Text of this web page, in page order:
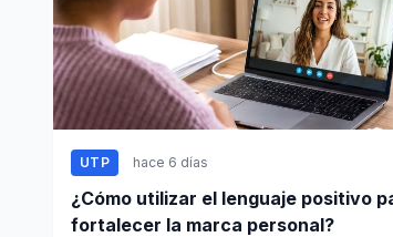
UTP hace 6 días
¿Cómo utilizar el lenguaje positivo
fortalecer la marca personal?